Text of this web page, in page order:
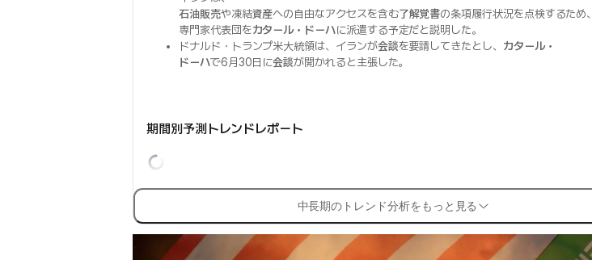
石油販売や凍結資産への自由なアクセスを含む了解覚書の条項履行状況を点検するため、
専門家代表団をカタール・ドーハに派遣する予定だと説明した。
ドナルド・トランプ米大統領は、イランが会談を要請してきたとし、 カタール・
ドーハで6月30日に会談が開かれると主張した。
期間別予測トレンドレポート
中長期のトレンド分析をもっと見る